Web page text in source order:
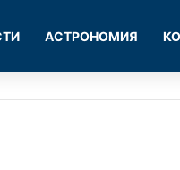
АСТРОНОМИЯ